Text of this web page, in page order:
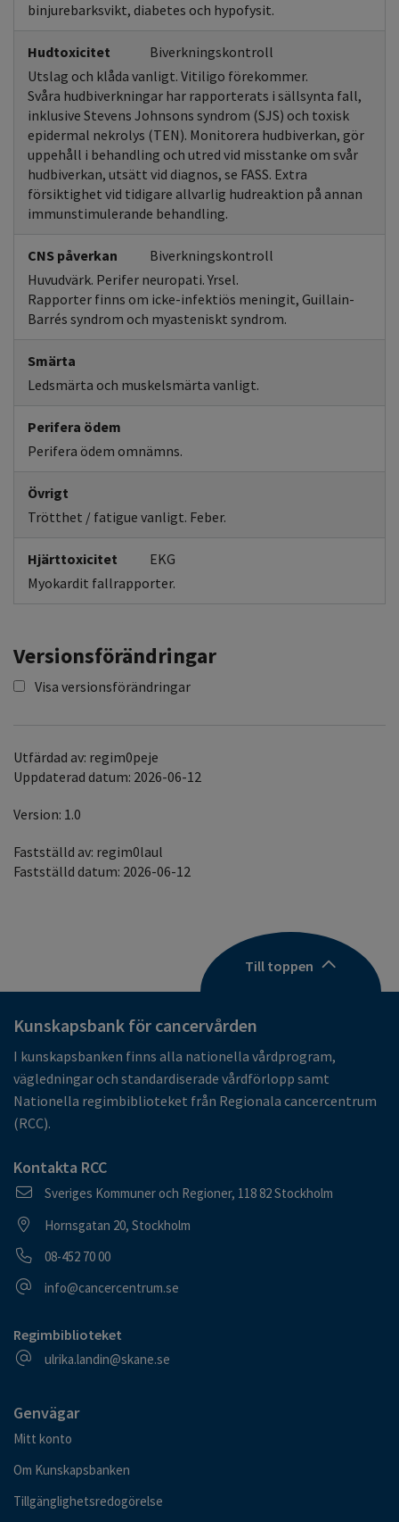
binjurebarksvikt, diabetes och hypofysit.
Hudtoxicitet
Biverkningskontroll
Utslag och klåda vanligt. Vitiligo förekommer.
Svåra hudbiverkningar har rapporterats i sällsynta fall,
inklusive Stevens Johnsons syndrom (SJS) och toxisk
epidermal nekrolys (TEN). Monitorera hudbiverkan, gör
uppehåll i behandling och utred vid misstanke om svår
hudbiverkan, utsätt vid diagnos, se FASS. Extra
försiktighet vid tidigare allvarlig hudreaktion på annan
immunstimulerande behandling.
CNS påverkan
Biverkningskontroll
Huvudvärk. Perifer neuropati. Yrsel.
Rapporter finns om icke-infektiös meningit, Guillain-
Barrés syndrom och myasteniskt syndrom.
Smärta
Ledsmärta och muskelsmärta vanligt.
Perifera ödem
Perifera ödem omnämns.
Övrigt
Trötthet / fatigue vanligt. Feber.
Hjärttoxicitet
EKG
Myokardit fallrapporter.
Versionsförändringar
Visa versionsförändringar
Utfärdad av: regim0peje
Uppdaterad datum: 2026-06-12
Version: 1.0
Fastställd av: regim0laul
Fastställd datum: 2026-06-12
Till toppen
Kunskapsbank för cancervården
I kunskapsbanken finns alla nationella vårdprogram,
vägledningar och standardiserade vårdförlopp samt
Nationella regimbiblioteket från Regionala cancercentrum
(RCC).
Kontakta RCC
Postadress
Sveriges Kommuner och Regioner, 118 82 Stockholm
Besöksadress
Hornsgatan 20, Stockholm
Telefonnummer
08-452 70 00
E-postadress
info@cancercentrum.se
Regimbiblioteket
E-postadress
ulrika.landin@skane.se
Genvägar
Mitt konto
Om Kunskapsbanken
Tillgänglighetsredogörelse